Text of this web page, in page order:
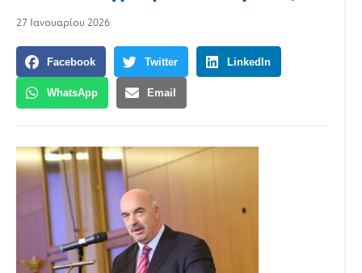
27 Ιανουαρίου 2026
Facebook Twitter LinkedIn
WhatsApp Email